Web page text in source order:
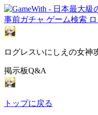
事前ガチャ ゲーム検索
ログレスいにしえの女神
掲示板Q&A
トップに戻る